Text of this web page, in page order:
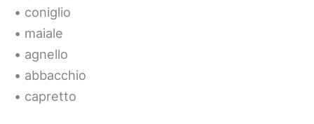
• coniglio
• maiale
• agnello
• abbacchio
• capretto